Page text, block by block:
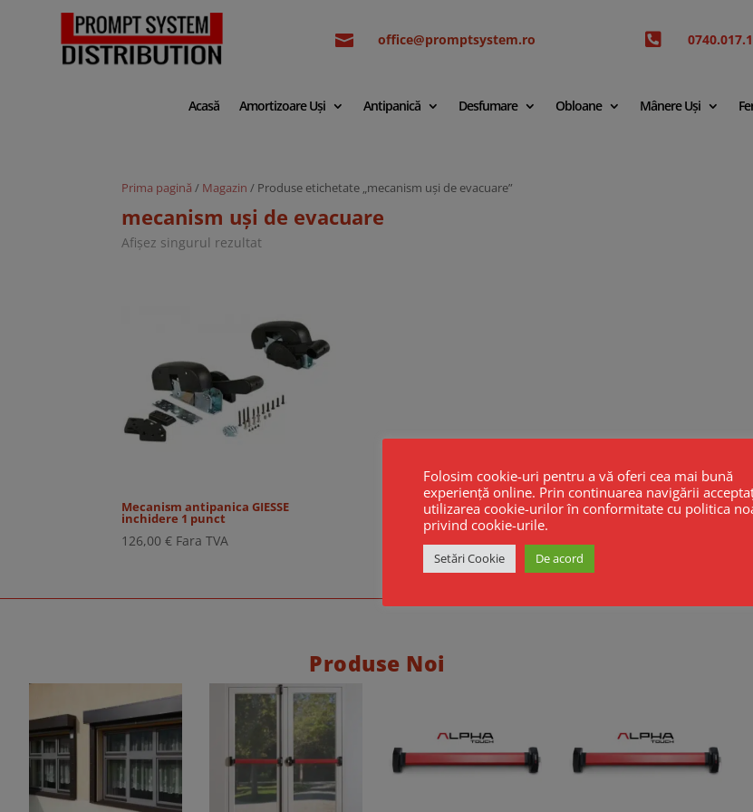
 office@promptsystem.ro 
Acasă Amortizoare Uși Antipanică Desfumare Obloane Mânere Uși
Prima pagină / Magazin / Produse etichetate „mecanism uși de evacuare”
mecanism uși de evacuare
Afișez singurul rezultat
Mecanism antipanica GIESSE
inchidere 1 punct
126,00€ Fara TVA
Produse Noi
Folosim cookie-uri pentru a vă oferi cea mai bună
experiență online. Prin continuarea navigării
utilizarea cookie-urilor în conformitate cu politica
privind cookie-urile.
Setări Cookie De acord